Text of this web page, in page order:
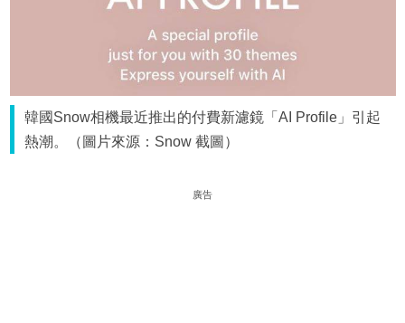
韓國Snow相機最近推出的付費新濾鏡「AI Profile」引起
熱潮。（圖片來源：Snow 截圖）
廣告